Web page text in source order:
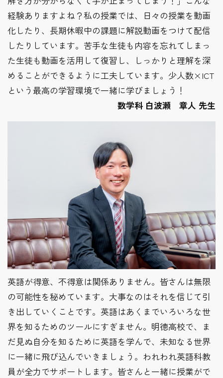
経験ありますよね？私の授業では、日々の授業を動画
化したり、長期休暇中の課題に解説動画をつけて配信
したりしています。苦手な生徒も内容を忘れてしまっ
た生徒も動画を活用して復習し、しっかりと理解を深
めることができるように工夫しています。少人数×ICT
という最高の学習環境で一緒に学びましょう！
数学科 白波瀬 章人 先生
英語が得意、不得意は関係ありません。皆さんは無限
の可能性を秘めています。大事なのはそれを信じて引
き出していくことです。英語はあくまでいろいろな世
界を知るためのツールにすぎません。明徳高校で、ま
だ見ぬ自分を知るために英語を学んで、未知なる世界
に一緒に飛び込んでいきましょう。われわれ英語科教
員が全力でサポートします。皆さんと一緒に授業がで